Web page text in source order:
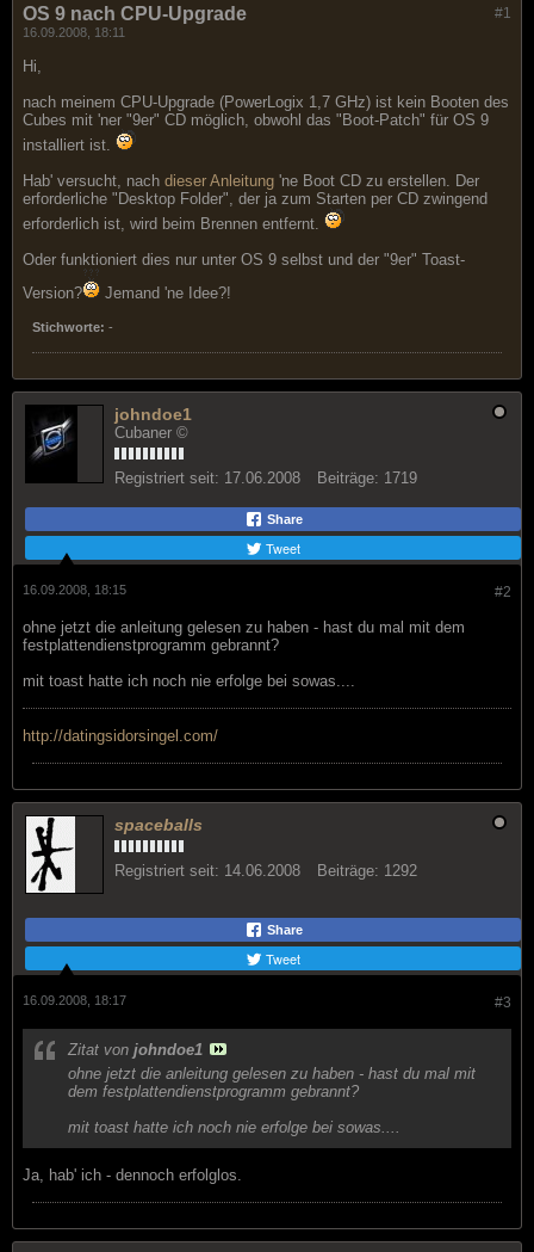
#1
OS 9 nach CPU-Upgrade
16.09.2008, 18:11
Hi,
nach meinem CPU-Upgrade (PowerLogix 1,7 GHz) ist kein Booten des
Cubes mit 'ner "9er" CD möglich, obwohl das "Boot-Patch" für OS 9
installiert ist.
Hab' versucht, nach dieser Anleitung 'ne Boot CD zu erstellen. Der
erforderliche "Desktop Folder", der ja zum Starten per CD zwingend
erforderlich ist, wird beim Brennen entfernt.
Oder funktioniert dies nur unter OS 9 selbst und der "9er" Toast-
Version?
Jemand 'ne Idee?!
Stichworte: -
johndoe1
Cubaner ©
Registriert seit: 17.06.2008 Beiträge: 1719
Share
Tweet
#2
16.09.2008, 18:15
ohne jetzt die anleitung gelesen zu haben - hast du mal mit dem
festplattendienstprogramm gebrannt?
mit toast hatte ich noch nie erfolge bei sowas....
http://datingsidorsingel.com/
spaceballs
Registriert seit: 14.06.2008 Beiträge: 1292
Share
Tweet
#3
16.09.2008, 18:17
Zitat von johndoe1
ohne jetzt die anleitung gelesen zu haben - hast du mal mit
dem festplattendienstprogramm gebrannt?
mit toast hatte ich noch nie erfolge bei sowas....
Ja, hab' ich - dennoch erfolglos.